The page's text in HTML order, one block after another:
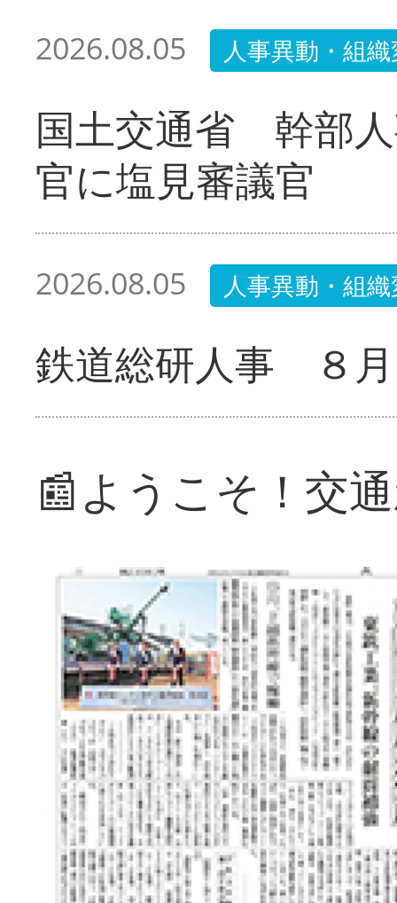
2026.08.05 人事異動・組
国土交通省 幹部
官に塩見審議官
2026.08.05 人事異動・組
鉄道総研人事 ８
📰ようこそ！交